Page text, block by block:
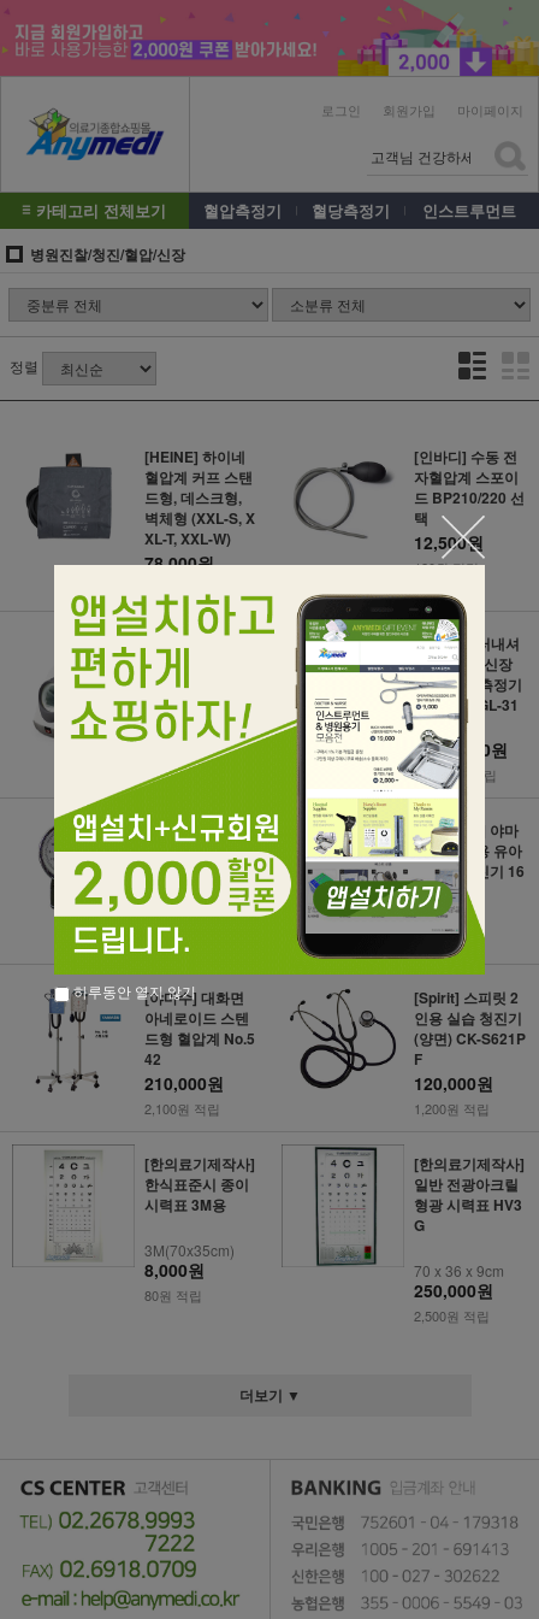
로그인 회원가입 마이페이지
카테고리 전체보기 혈압측정기 혈당측정기 인스트루먼트
병원진찰/청진/혈압/신장
정렬
[HEINE] 하이네
혈압계 커프 스탠
드형, 데스크형,
벽체형 (XXL-S, X
XL-T, XXL-W)
78,000원
[인바디] 수동 전
자혈압계 스포이
드 BP210/220 선
택
12,500원
120원 적립
[인바디] 터널형
자동전자 혈압계
BPBIO750
1,450,000원
14,500원 적립
[지테크인터내셔
날] 고급형 신장
체중 자동 측정기
GL-310B/GL-31
0BP
1,380,000원
13,800원 적립
[YAMASU] 야마
수 메타혈압계 50
0 메타 단품
19,000원
190원 적립
[YAMASU] 야마
수 간호사용 유아
용 단면청진기 16
0
18,000원
180원 적립
[야마수] 대화면
아네로이드 스텐
드형 혈압계 No.5
42
210,000원
2,100원 적립
[Spirit] 스피릿 2
인용 실습 청진기
(양면) CK-S621P
F
120,000원
1,200원 적립
[한의료기제작사]
한식표준시 종이
시력표 3M용
3M(70x35cm)
8,000원
80원 적립
[한의료기제작사]
일반 전광아크릴
형광 시력표 HV3
G
70 x 36 x 9cm
250,000원
2,500원 적립
더보기 ▼
하루동안 열지 않기